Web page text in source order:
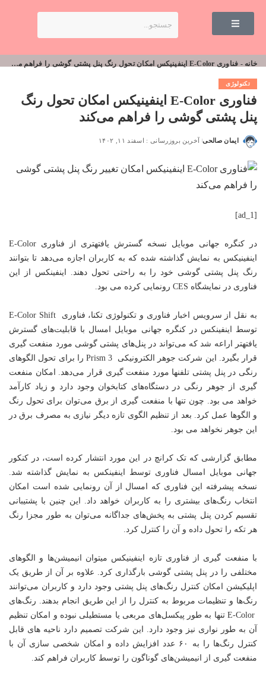
خانه - فناوری E-Color اینفینیکس امکان تحول رنگ پنل پشتی گوشی را فراهم می‌کند
تکنولوژی
فناوری E-Color اینفینیکس امکان تحول رنگ
پنل پشتی گوشی را فراهم می‌کند
ایمان صالحی آخرین بروزرسانی : اسفند ۱۱, ۱۴۰۲
[ad_1]
در کنگره جهانی موبایل نسخه گسترش یافتهتری از فناوری E-Color
اینفینیکس به نمایش گذاشته شده که به کاربران اجازه می‌دهد تا بتوانند
رنگ پنل پشتی گوشی خود را به راحتی تحول دهند. اینفینکس از این
فناوری در نمایشگاه CES رونمایی کرده می بود.
به نقل از سرویس اخبار فناوری و تکنولوژی
تکنا، فناوری E-Color Shift
توسط اینفینکس در کنگره جهانی موبایل امسال با قابلیت‌های گسترش
یافتهتر اراعه شد که می‌تواند در پنل‌های پشتی گوشی مورد منفعت گیری
قرار بگیرد. این شرکت جوهر الکترونیکی Prism 3 را برای تحول الگوهای
رنگی در پنل پشتی تلفنها مورد منفعت گیری قرار می‌دهد. امکان منفعت
گیری از جوهر رنگی در دستگاه‌های کتابخوان وجود دارد و زیاد کارآمد
خواهد می بود. چون تنها با منفعت گیری از برق می‌توان برای تحول رنگ
و الگوها عمل کرد. بعد از تنظیم الگوی تازه دیگر نیازی به مصرف برق در
این جوهر نخواهد می بود.
مطابق گزارشی که تک کرانچ در این مورد انتشار کرده است، در کنکور
جهانی موبایل امسال فناوری توسط اینفینکس به نمایش گذاشته شد.
نسخه پیشرفته این فناوری که امسال از آن رونمایی شده است امکان
انتخاب رنگ‌های بیشتری را به کاربران خواهد داد. این چنین با پشتیبانی
تقسیم کردن پنل پشتی به پخش‌های جداگانه می‌توان به طور مجزا رنگ
هر تکه را تحول داده و آن را کنترل کرد.
با منفعت گیری از فناوری تازه اینفینیکس میتوان انیمیشن‌ها و الگوهای
مختلفی را در پنل پشتی گوشی بارگذاری کرد. علاوه بر آن از طریق یک
اپلیکیشن امکان کنترل رنگ‌های پنل پشتی وجود دارد و کاربران می‌توانند
رنگ‌ها و تنظیمات مربوط به کنترل را از این طریق انجام بدهند. رنگ‌های
E-Color تنها به طور پیکسل‌های مربعی یا مستطیلی نبوده و امکان تنظیم
آن به طور نواری نیز وجود دارد. این شرکت تصمیم دارد ‌ناحیه های قابل
کنترل رنگ‌ها را به ۶۰ عدد افزایش داده و امکان شخصی سازی آن با
منفعت گیری از انیمیشن‌های گوناگون را توسط کاربران فراهم کند.